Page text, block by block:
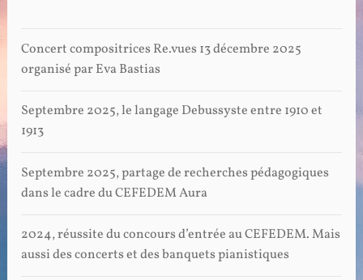
Concert compositrices Re.vues 13 décembre 2025
organisé par Eva Bastias
Septembre 2025, le langage Debussyste entre 1910 et
1913
Septembre 2025, partage de recherches pédagogiques
dans le cadre du CEFEDEM Aura
2024, réussite du concours d’entrée au CEFEDEM. Mais
aussi des concerts et des banquets pianistiques